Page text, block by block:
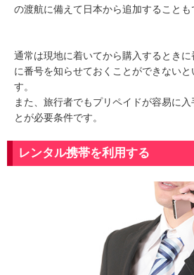
の渡航に備えて日本から追加することも
通常は現地に着いてから購入するとき
に番号を知らせておくことができない
す。
また、旅行者でもプリペイドが容易に
とが必要条件です。
レンタル携帯を利用する